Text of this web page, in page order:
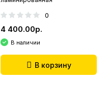
0
4 400.00р.
В наличии
В корзину